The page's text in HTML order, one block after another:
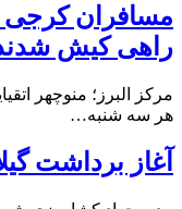
مسافران کرجی
راهی کیش
مرکز البرز؛ منوچهر
هر سه شنبه…
آغاز برداشت